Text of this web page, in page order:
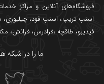
فروشگاه‌های آنلاین و مراکز
اسنپ تریپ، اسنپ فود،چیلیوری،
فیدیبو، طاقچه ،فرادرس، فرانش،
ما را در شبکه